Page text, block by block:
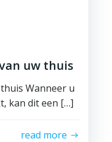
uw thuis
Wanneer u
kan dit een […]
read more